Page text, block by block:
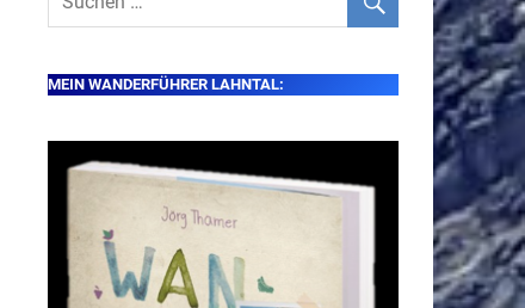
MEIN WANDERFÜHRER LAHNTAL: